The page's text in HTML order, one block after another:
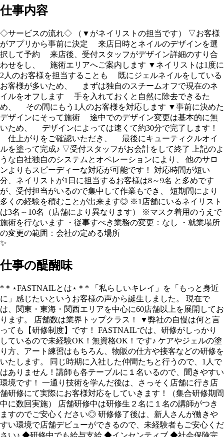
仕事内容
◇サービスの流れ◇ （▼がネイリストの担当です） ▽お客様
がアプリから事前に決定 来店日時とネイルのデザインを選
択して予約 来店後、受付スタッフがデザイン詳細のすり合
わせをし、 施術エリアへご案内します ▼ネイリストは1度に
2人のお客様を担当することも 既にジェルネイルをしている
お客様が多いため、 まずは独自のスチームオフで現在のネ
イルをオフします 手を入れておくと自然に除去できるた
め、 その間にもう1人のお客様を対応します ▼事前に決めた
デザインにそって施術 途中でのデザイン変更は基本的に無
いため、 デザインによっては速くて約30分で完了します！
仕上がりをご確認いただき、 最後にキューティクルオイ
ルを塗って完成♪ ▽受付スタッフがお会計をして終了 上記のよ
うな自社独自のシステムとオペレーションにより、 他のサロ
ンよりもスピーディーな対応が可能です！ 対応時間が短い
分、ネイリストが1日に担当するお客様は8～9名 と多めです
が、受付担当がいるので集中して作業もでき、 短期間により
多くの経験を積むことが出来ます◎ ※1店舗にいるネイリスト
は3名～10名（店舗により異なります） ※マスク着用のうえで
施術を行ないます ・従事すべき業務の変更：なし ・就業場所
の変更の範囲：会社の定める場所
✨
仕事の醍醐味
*＊⋆FASTNAILとは⋆＊* 「私らしいキレイ」を「もっと身近
に」感じたいというお客様の声から誕生しました。 現在で
は、関東・東海・関西エリアを中心に60店舗以上を展開してお
ります。 店舗数は業界トップクラス！ ▼弊社の自慢は何と言
っても【研修制度】です！ FASTNAILでは、研修がしっかり
しているので未経験OK！無資格OK！です♪ ケアやジェルの塗
り方、アート練習はもちろん、物販の仕方や接客などの研修を
いたします。 同じ時期に入社した仲間たちと行うので、1人で
はありません！講師も各テーブルに１名いるので、聞きやすい
環境です！ 一通り技術を学んだ後は、さっそく店舗に行き店
舗研修にて実際にお客様対応をしていきます！（集合研修期間
中に数回実施） 店舗研修中は研修生２名に１名の講師がつき
ますのでご安心ください◎ 研修修了後は、新人さんが働きや
すい環境で店舗デビューができるので、未経験者もご安心くだ